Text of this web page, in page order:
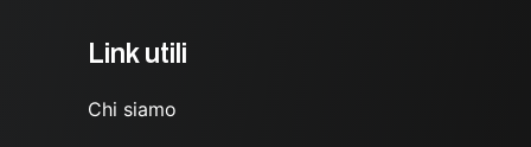
Link utili
Chi siamo